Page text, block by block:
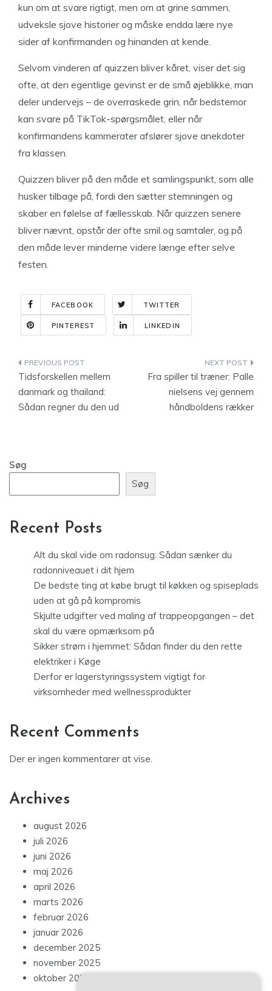
kun om at svare rigtigt, men om at grine sammen,
udveksle sjove historier og måske endda lære nye
sider af konfirmanden og hinanden at kende.
Selvom vinderen af quizzen bliver kåret, viser det sig
ofte, at den egentlige gevinst er de små øjeblikke, man
deler undervejs – de overraskede grin, når bedstemor
kan svare på TikTok-spørgsmålet, eller når
konfirmandens kammerater afslører sjove anekdoter
fra klassen.
Quizzen bliver på den måde et samlingspunkt, som alle
husker tilbage på, fordi den sætter stemningen og
skaber en følelse af fællesskab. Når quizzen senere
bliver nævnt, opstår der ofte smil og samtaler, og på
den måde lever minderne videre længe efter selve
festen.
FACEBOOK TWITTER
PINTEREST LINKEDIN
Indlægsnavigation
Tidsforskellen mellem
danmark og thailand:
Sådan regner du den ud
Fra spiller til træner: Palle
nielsens vej gennem
håndboldens rækker
Søg
Søg
Recent Posts
Alt du skal vide om radonsug: Sådan sænker du
radonniveauet i dit hjem
De bedste ting at købe brugt til køkken og spiseplads
uden at gå på kompromis
Skjulte udgifter ved maling af trappeopgangen – det
skal du være opmærksom på
Sikker strøm i hjemmet: Sådan finder du den rette
elektriker i Køge
Derfor er lagerstyringssystem vigtigt for
virksomheder med wellnessprodukter
Recent Comments
Der er ingen kommentarer at vise.
Archives
august 2026
juli 2026
juni 2026
maj 2026
april 2026
marts 2026
februar 2026
januar 2026
december 2025
november 2025
oktober 2025